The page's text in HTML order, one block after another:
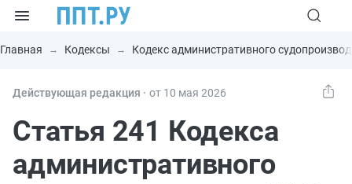
Главная Кодексы Кодекс административного
Действующая редакция ⸱ от 10 мая 2026
Статья 241 Кодекса
административного